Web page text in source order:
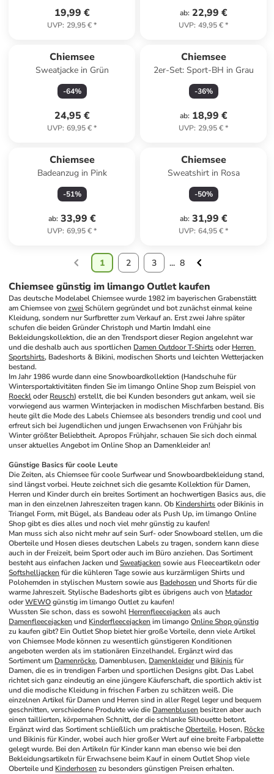
19,99 €
UVP: 29,95 €*
ab: 22,99 €
UVP: 49,95 €*
Chiemsee
Sweatjacke in Grün
-64%
24,95 €
UVP: 69,95 €*
Chiemsee
2er-Set: Sport-BH in Grau
-36%
ab: 18,99 €
UVP: 29,95 €*
Chiemsee
Badeanzug in Pink
-51%
ab: 33,99 €
UVP: 69,95 €*
Chiemsee
Sweatshirt in Rosa
-50%
ab: 31,99 €
UVP: 64,95 €*
1 2 3 ... 8
Chiemsee günstig im limango Outlet kaufen
Das deutsche Modelabel Chiemsee wurde 1982 im bayerischen Grabenstätt
am Chiemsee von zwei Schülern gegründet und bot zunächst einmal keine
Kleidung, sondern nur Surfbretter zum Verkauf an. Erst zwei Jahre später
schufen die beiden Gründer Christoph und Martin Imdahl eine
Bekleidungskollektion, die an den Trendsport dieser Region angelehnt war
und die deshalb auch aus sportlichen Damen Outdoor T-Shirts oder Herren
Sportshirts, Badeshorts & Bikini, modischen Shorts und leichten Wetterjacken
bestand.
Im Jahr 1986 wurde dann eine Snowboardkollektion (Handschuhe für
Roeckl oder Reusch) erstellt, die bei Kunden besonders gut ankam, weil sie
vorwiegend aus warmen Winterjacken in modischen Mischfarben bestand. Bis
heute gilt die Mode des Labels Chiemsee als besonders trendig und cool und
erfreut sich bei Jugendlichen und jungen Erwachsenen von Frühjahr bis
Winter größter Beliebtheit. Apropos Frühjahr, schauen Sie sich doch einmal
unser aktuelles Angebot im Online Shop an Damenkleider an!
Günstige Basics für coole Leute
Die Zeiten, als Chiemsee für coole Surfwear und Snowboardbekleidung stand,
sind längst vorbei. Heute zeichnet sich die gesamte Kollektion für Damen,
Herren und Kinder durch ein breites Sortiment an hochwertigen Basics aus, die
man in den einzelnen Jahreszeiten tragen kann. Ob Kindershirts oder Bikinis in
Triangel Form, mit Bügel, als Bandeau oder als Push Up, im limango Online
Shop gibt es dies alles und noch viel mehr günstig zu kaufen!
Man muss sich also nicht mehr auf sein Surf- oder Snowboard stellen, um die
Oberteile und Hosen dieses deutschen Labels zu tragen, sondern kann diese
auch in der Freizeit, beim Sport oder auch im Büro anziehen. Das Sortiment
besteht aus einfachen Jacken und Sweatjacken
sowie aus Fleeceartikeln oder
Softshelljacken für die kühleren Tage sowie aus kurzärmligen Shirts und
Polohemden in stylischen Mustern sowie aus Badehosen und Shorts für die
warme Jahreszeit. Stylische Badeshorts gibt es übrigens auch von Matador
oder WEWO günstig im limango Outlet zu kaufen!
Wussten Sie schon, dass es sowohl Herrenfleecejacken
Damenfleecejacken und Kinderfleecejacken im limango Online Shop günstig
zu kaufen gibt? Ein Outlet Shop bietet hier große Vorteile, denn viele Artikel
von Chiemsee Mode können zu wesentlich günstigeren Konditionen
angeboten werden als im stationären Einzelhandel. Ergänzt wird das
Sortiment um Damenröcke, Damenblusen, Damenkleider und Bikinis für
Damen, die es in trendigen Farben und sportlichen Designs gibt. Das Label
richtet sich ganz eindeutig an eine jüngere Käuferschaft, die sportlich aktiv ist
und die modische Kleidung in frischen Farben zu schätzen weiß. Die
einzelnen Artikel für Damen und Herren sind in aller Regel leger und bequem
geschnitten, verschiedene Produkte wie die Damenblusen besitzen aber auch
einen taillierten, körpernahen Schnitt, der die schlanke Silhouette betont.
Ergänzt wird das Sortiment schließlich um praktische Oberteile, Hosen, Röcke
und Bikinis für Kinder, wobei auch hier großer Wert auf eine breite Farbpalette
gelegt wurde. Bei den Artikeln für Kinder kann man ebenso wie bei den
Bekleidungsartikeln für Erwachsene beim Kauf in einem Outlet Shop viele
Oberteile und Kinderhosen zu besonders günstigen Preisen erhalten.